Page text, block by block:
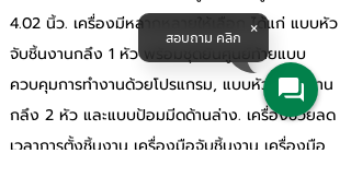
4.02 นิ้ว. เครื่องมีหลากหลายให้เลือก ได้แก่ แบบหัว
จับชิ้นงานกลึง 1 หัว พร้อมชุดยันศูนย์ท้ายแบบ
ควบคุมการทำงานด้วยโปรแกรม, แบบหัวจับชิ้นงาน
กลึง 2 หัว และแบบป้อมมีดด้านล่าง. เครื่องช่วยลด
เวลาการตั้งชิ้นงาน เครื่องมือจับชิ้นงาน เครื่องมือ
สอบถาม คลิก